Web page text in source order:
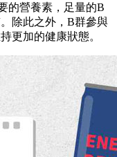
的營養素，足量的B
除此之外，B群參與
更加的健康狀態。